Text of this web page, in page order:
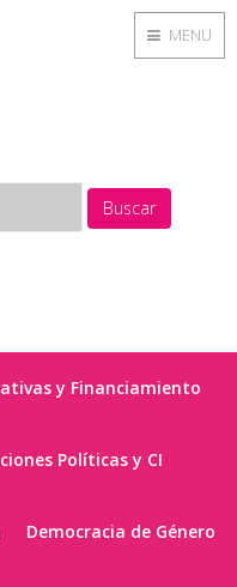
Buscar
y Financiamiento
Políticas y CI
Democracia de Género
MENU